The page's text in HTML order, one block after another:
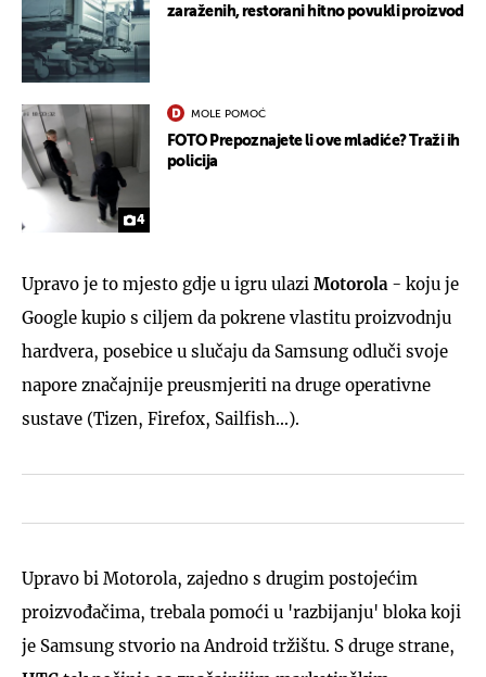
zaraženih, restorani hitno povukli proizvod
4
MOLE POMOĆ
FOTO Prepoznajete li ove mladiće? Traži ih
policija
Upravo je to mjesto gdje u igru ulazi Motorola - koju je
Google kupio s ciljem da pokrene vlastitu proizvodnju
hardvera, posebice u slučaju da Samsung odluči svoje
napore značajnije preusmjeriti na druge operativne
sustave (Tizen, Firefox, Sailfish...).
Upravo bi Motorola, zajedno s drugim postojećim
proizvođačima, trebala pomoći u 'razbijanju' bloka koji
je Samsung stvorio na Android tržištu. S druge strane,